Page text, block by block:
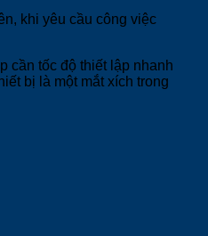
khi yêu cầu công việc
cần tốc độ thiết lập nhanh
bị là một mắt xích trong